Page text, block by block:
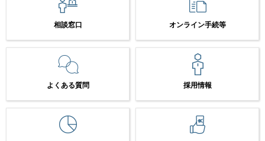
相談窓口 オンライン手続等
よくある質問 採用情報